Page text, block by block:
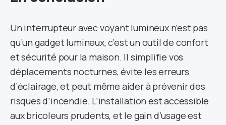
Un interrupteur avec voyant lumineux n’est pas
qu’un gadget lumineux, c’est un outil de confort
et sécurité pour la maison. Il simplifie vos
déplacements nocturnes, évite les erreurs
d’éclairage, et peut même aider à prévenir des
risques d’incendie. L’installation est accessible
aux bricoleurs prudents, et le gain d’usage est